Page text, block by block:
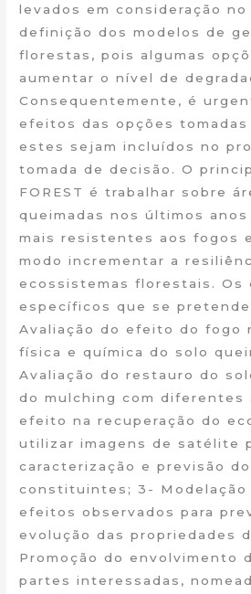
levados em consideração no
definição dos modelos de
florestas, pois algumas
aumentar o nível de
Consequentemente, é
efeitos das opções
estes sejam incluídos no
tomada de decisão. O
FOREST é trabalhar sobre
queimadas nos últimos anos
mais resistentes aos fogos
modo incrementar a
ecossistemas florestais. Os
específicos que se
Avaliação do efeito do fogo
física e química do solo
Avaliação do restauro do
do mulching com diferentes
efeito na recuperação do
utilizar imagens de satélite
caracterização e previsão
constituintes; 3- Modelação
efeitos observados para
evolução das propriedades
Promoção do envolvimento
partes interessadas,